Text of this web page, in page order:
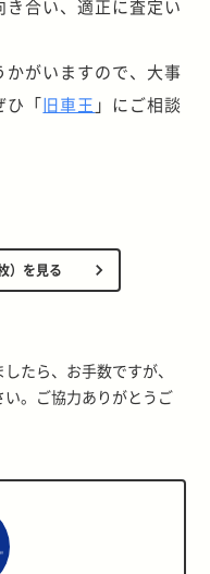
合い、適正に査定い
がいますので、大事
ひ「旧車王 」にご相談
）を見る
たら、お手数ですが、
。ご協力ありがとうご